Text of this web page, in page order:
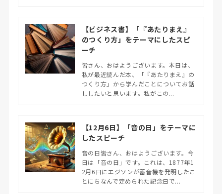
【ビジネス書】「『あたりまえ』
のつくり方」をテーマにしたスピ
ーチ
皆さん、おはようございます。本日は、
私が最近読んだ本、「『あたりまえ』の
つくり方」から学んだことについてお話
ししたいと思います。私がこの...
【12月6日】「音の日」をテーマに
したスピーチ
音の日皆さん、おはようございます。今
日は「音の日」です。これは、1877年1
2月6日にエジソンが蓄音機を発明したこ
とにちなんで定められた記念日で...